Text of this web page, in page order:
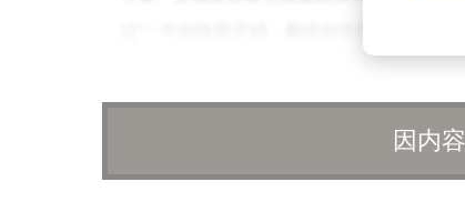
大组件。其中，“先知调度器”能够预测每
因内